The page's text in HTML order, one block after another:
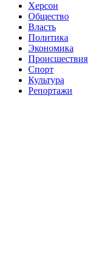
Херсон
Общество
Власть
Политика
Экономика
Происшествия
Спорт
Культура
Репортажи